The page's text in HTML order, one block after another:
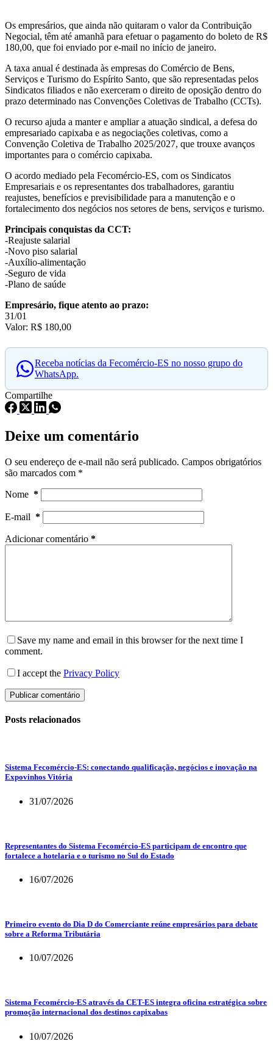
Os empresários, que ainda não quitaram o valor da Contribuição
Negocial, têm até amanhã para efetuar o pagamento do boleto de R$
180,00, que foi enviado por e-mail no início de janeiro.
A taxa anual é destinada às empresas do Comércio de Bens,
Serviços e Turismo do Espírito Santo, que são representadas pelos
Sindicatos filiados e não exerceram o direito de oposição dentro do
prazo determinado nas Convenções Coletivas de Trabalho (CCTs).
O recurso ajuda a manter e ampliar a atuação sindical, a defesa do
empresariado capixaba e as negociações coletivas, como a
Convenção Coletiva de Trabalho 2025/2027, que trouxe avanços
importantes para o comércio capixaba.
O acordo mediado pela Fecomércio-ES, com os Sindicatos
Empresariais e os representantes dos trabalhadores, garantiu
reajustes, benefícios e previsibilidade para a manutenção e o
fortalecimento dos negócios nos setores de bens, serviços e turismo.
Principais conquistas da CCT:
-Reajuste salarial
-Novo piso salarial
-Auxílio-alimentação
-Seguro de vida
-Plano de saúde
Empresário, fique atento ao prazo:
31/01
Valor: R$ 180,00
Receba notícias da Fecomércio-ES no nosso grupo do
WhatsApp.
Compartilhe
Deixe um comentário
O seu endereço de e-mail não será publicado. Campos obrigatórios
são marcados com *
Nome *
E-mail *
Adicionar comentário *
Save my name and email in this browser for the next time I
comment.
I accept the Privacy Policy
Publicar comentário
Posts relacionados
Sistema Fecomércio-ES: conectando qualificação, negócios e inovação na
Expovinhos Vitória
31/07/2026
Representantes do Sistema Fecomércio-ES participam de encontro que
fortalece a hotelaria e o turismo no Sul do Estado
16/07/2026
Primeiro evento do Dia D do Comerciante reúne empresários para debate
sobre a Reforma Tributária
10/07/2026
Sistema Fecomércio-ES através da CET-ES integra oficina estratégica sobre
promoção internacional dos destinos capixabas
10/07/2026